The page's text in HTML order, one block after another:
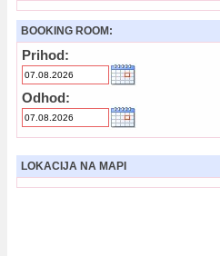
BOOKING ROOM:
Prihod:
Odhod:
LOKACIJA NA MAPI